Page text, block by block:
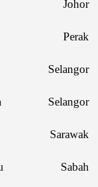
Johor
Sabah